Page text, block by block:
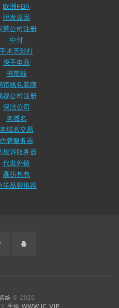
欧洲FBA
脱发原因
莞公司注册
中付
手术无影灯
快手电商
书荒啦
帘线包装膜
都公司注册
保洁公司
老域名
老域名交易
仿牌服务器
投诉服务器
代发外链
高仿包包
竿品牌推荐
QQ
绘 © 2020